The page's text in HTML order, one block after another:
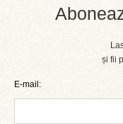
și fii
E-mail: